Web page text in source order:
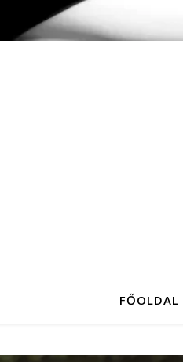
FŐOLDAL